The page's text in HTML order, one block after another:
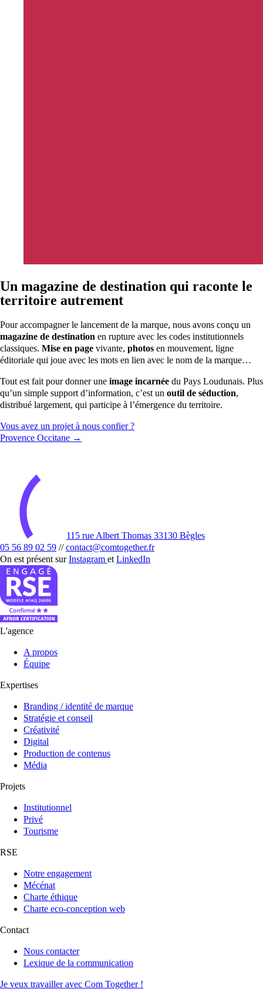
Un magazine de destination qui raconte le
territoire autrement
Pour accompagner le lancement de la marque, nous avons conçu un
magazine de destination en rupture avec les codes institutionnels
classiques. Mise en page vivante, photos en mouvement, ligne
éditoriale qui joue avec les mots en lien avec le nom de la marque…
Tout est fait pour donner une image incarnée du Pays Loudunais. Plus
qu’un simple support d’information, c’est un outil de séduction,
distribué largement, qui participe à l’émergence du territoire.
Vous avez un projet à nous confier ?
Provence Occitane →
115 rue Albert Thomas 33130 Bègles
05 56 89 02 59 // contact@comtogether.fr
On est présent surInstagram et LinkedIn
L'agence
A propos
Équipe
Expertises
Branding / identité de marque
Stratégie et conseil
Créativité
Digital
Production de contenus
Média
Projets
Institutionnel
Privé
Tourisme
RSE
Notre engagement
Mécénat
Charte éthique
Charte eco-conception web
Contact
Nous contacter
Lexique de la communication
Je veux travailler avec Com Together !